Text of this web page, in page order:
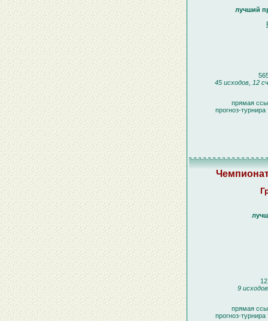
лучший
45 исходов, 12
прямая
прогноз-
9
прямая
прогноз-